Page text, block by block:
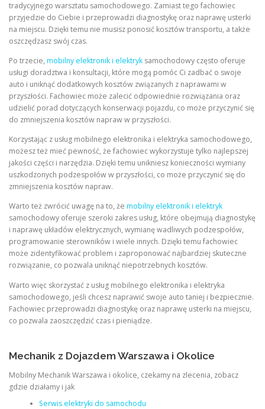
tradycyjnego warsztatu samochodowego. Zamiast tego fachowiec
przyjedzie do Ciebie i przeprowadzi diagnostykę oraz naprawę usterki
na miejscu. Dzięki temu nie musisz ponosić kosztów transportu, a także
oszczędzasz swój czas.
Po trzecie, mobilny elektronik i elektryk samochodowy często oferuje
usługi doradztwa i konsultacji, które mogą pomóc Ci zadbać o swoje
auto i uniknąć dodatkowych kosztów związanych z naprawami w
przyszłości. Fachowiec może zalecić odpowiednie rozwiązania oraz
udzielić porad dotyczących konserwacji pojazdu, co może przyczynić się
do zmniejszenia kosztów napraw w przyszłości.
Korzystając z usług mobilnego elektronika i elektryka samochodowego,
możesz też mieć pewność, że fachowiec wykorzystuje tylko najlepszej
jakości części i narzędzia. Dzięki temu unikniesz konieczności wymiany
uszkodzonych podzespołów w przyszłości, co może przyczynić się do
zmniejszenia kosztów napraw.
Warto też zwrócić uwagę na to, że mobilny elektronik i elektryk
samochodowy oferuje szeroki zakres usług, które obejmują diagnostykę
i naprawę układów elektrycznych, wymianę wadliwych podzespołów,
programowanie sterowników i wiele innych. Dzięki temu fachowiec
może zidentyfikować problem i zaproponować najbardziej skuteczne
rozwiązanie, co pozwala uniknąć niepotrzebnych kosztów.
Warto więc skorzystać z usług mobilnego elektronika i elektryka
samochodowego, jeśli chcesz naprawić swoje auto taniej i bezpiecznie.
Fachowiec przeprowadzi diagnostykę oraz naprawę usterki na miejscu,
co pozwala zaoszczędzić czas i pieniądze.
Mechanik z Dojazdem Warszawa i Okolice
Mobilny Mechanik Warszawa i okolice, czekamy na zlecenia, zobacz
gdzie działamy i jak
Serwis elektryki do samochodu